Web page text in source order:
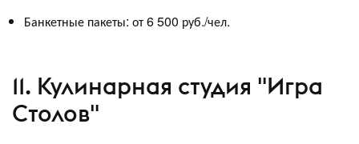
Банкетные пакеты: от 6 500 руб./чел.
11. Кулинарная студия "Игра
Столов"